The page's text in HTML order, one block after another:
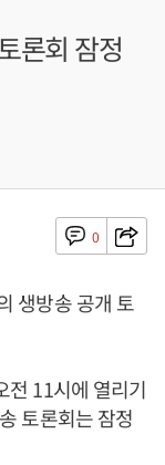
론회 잠정
0
생방송 공개 토
전 11시에 열리기
토론회는 잠정